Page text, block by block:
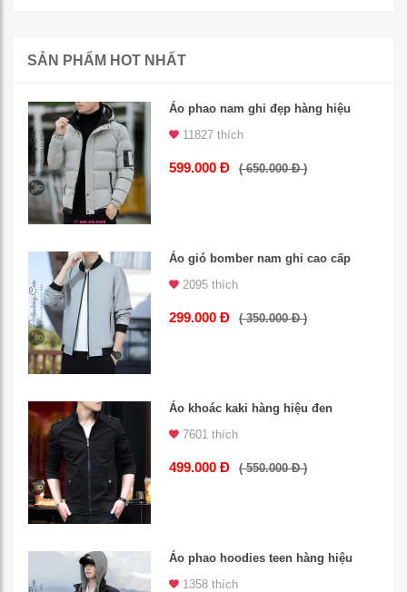
SẢN PHẨM HOT NHẤT
Áo phao nam ghi đẹp hàng hiệu
11827 thích
599.000 Đ ( 650.000 Đ )
Áo gió bomber nam ghi cao cấp
2095 thích
299.000 Đ ( 350.000 Đ )
Áo khoác kaki hàng hiệu đen
7601 thích
499.000 Đ ( 550.000 Đ )
Áo phao hoodies teen hàng hiệu
1358 thích